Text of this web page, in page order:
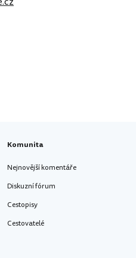
Komunita
Nejnovější komentáře
Diskuzní fórum
Cestopisy
Cestovatelé